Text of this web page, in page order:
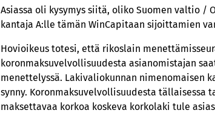
Asiassa oli kysymys siitä, oliko Suomen valtio /
kantaja A:lle tämän WinCapitaan sijoittamien
Hovioikeus totesi, että rikoslain
koronmaksuvelvollisuudesta asianomistajan
menettelyssä. Lakivaliokunnan nimenomaisen
synny. Koronmaksuvelvollisuudesta tällaisessa
maksettavaa korkoa koskeva korkolaki tule